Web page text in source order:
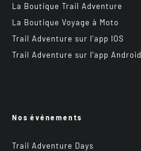
La Boutique Trail Adventure
La Boutique Voyage à Moto
Trail Adventure sur l’app IOS
Trail Adventure sur l’app Android
Nos événements
Trail Adventure Days